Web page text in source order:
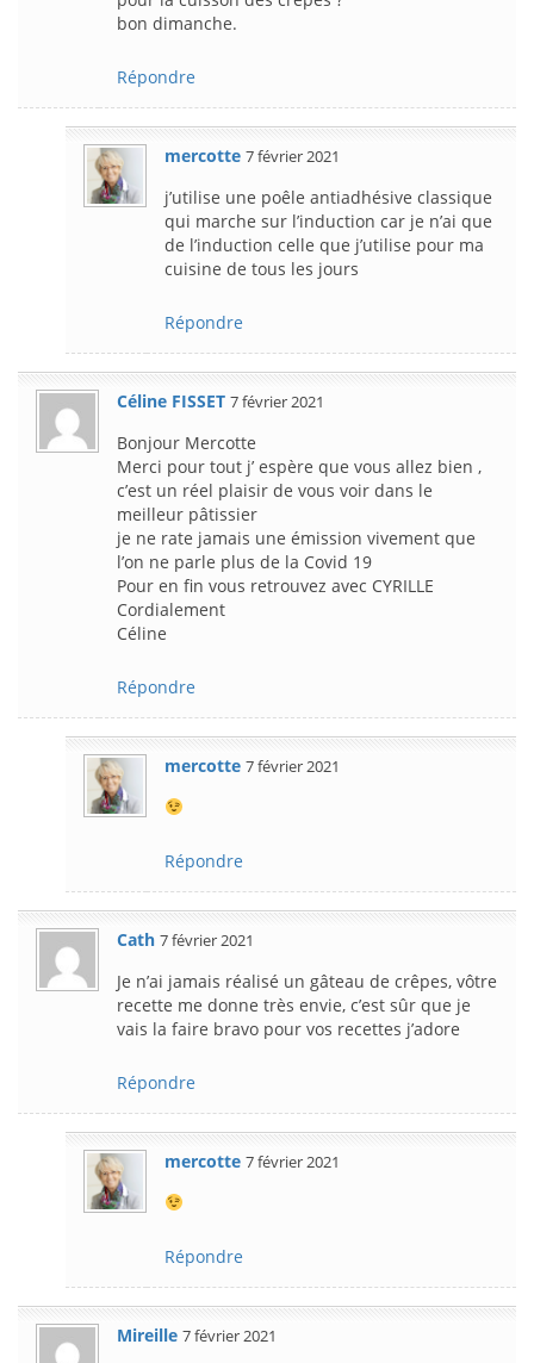
bon dimanche.
Répondre
mercotte 7 février 2021
j’utilise une poêle antiadhésive classique
qui marche sur l’induction car je n’ai que
de l’induction celle que j’utilise pour ma
cuisine de tous les jours
Répondre
Céline FISSET 7 février 2021
Bonjour Mercotte
Merci pour tout j’ espère que vous allez bien ,
c’est un réel plaisir de vous voir dans le
meilleur pâtissier
je ne rate jamais une émission vivement que
l’on ne parle plus de la Covid 19
Pour en fin vous retrouvez avec CYRILLE
Cordialement
Céline
Répondre
mercotte 7 février 2021
Répondre
Cath 7 février 2021
Je n’ai jamais réalisé un gâteau de crêpes, vôtre
recette me donne très envie, c’est sûr que je
vais la faire bravo pour vos recettes j’adore
Répondre
mercotte 7 février 2021
Répondre
Mireille 7 février 2021